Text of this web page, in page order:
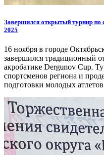
Завершился открытый турнир по
2025
16 ноября в городе
завершился традиционный
акробатике Dergunov Cup.
спортсменов региона и
подготовки молодых